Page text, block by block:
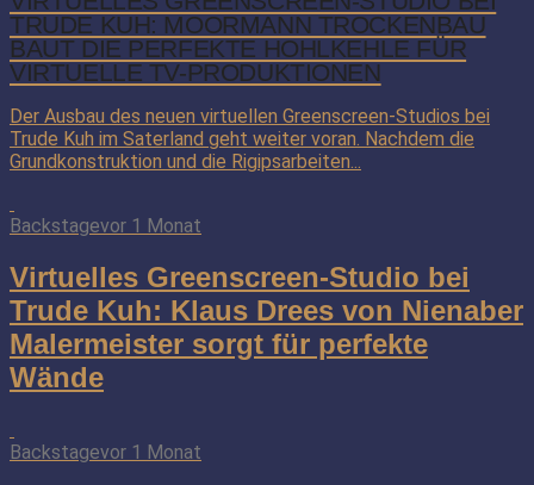
TRUDE KUH: MOORMANN TROCKENBAU
BAUT DIE PERFEKTE HOHLKEHLE FÜR
VIRTUELLE TV-PRODUKTIONEN
Der Ausbau des neuen virtuellen Greenscreen-Studios bei
Trude Kuh im Saterland geht weiter voran. Nachdem die
Grundkonstruktion und die Rigipsarbeiten...
Backstagevor 1 Monat
Virtuelles Greenscreen-Studio bei
Trude Kuh: Klaus Drees von Nienaber
Malermeister sorgt für perfekte
Wände
Backstagevor 1 Monat